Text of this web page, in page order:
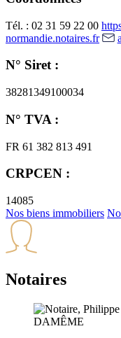
Tél. : 02 31 59 22 00
normandie.notaires.fr
N° Siret :
38281349100034
N° TVA :
FR 61 382 813 491
CRPCEN :
14085
Nos biens immobiliers
Notaires